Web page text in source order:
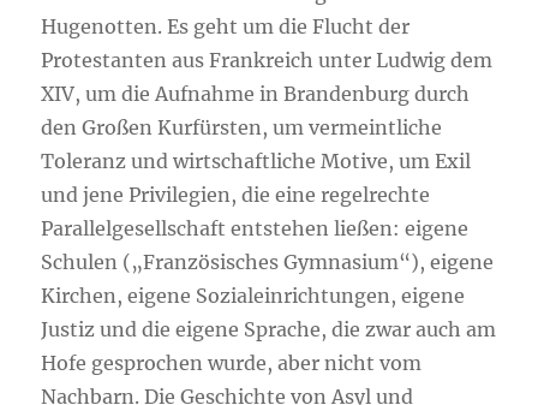
Hugenotten. Es geht um die Flucht der
Protestanten aus Frankreich unter Ludwig dem
XIV, um die Aufnahme in Brandenburg durch
den Großen Kurfürsten, um vermeintliche
Toleranz und wirtschaftliche Motive, um Exil
und jene Privilegien, die eine regelrechte
Parallelgesellschaft entstehen ließen: eigene
Schulen („Französisches Gymnasium“), eigene
Kirchen, eigene Sozialeinrichtungen, eigene
Justiz und die eigene Sprache, die zwar auch am
Hofe gesprochen wurde, aber nicht vom
Nachbarn. Die Geschichte von Asyl und